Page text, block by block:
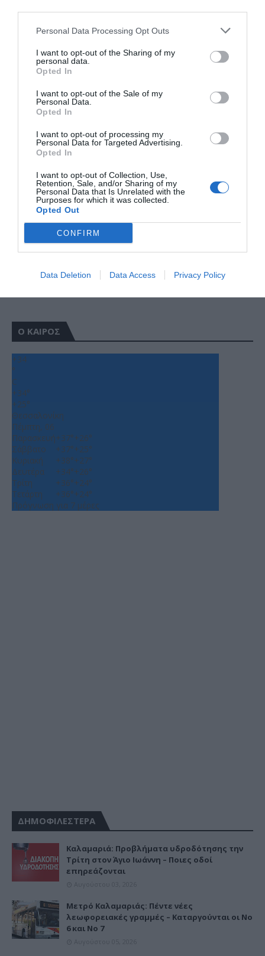
Personal Data Processing Opt Outs
I want to opt-out of the Sharing of my
personal data.
Opted In
I want to opt-out of the Sale of my
Personal Data.
Opted In
I want to opt-out of processing my
Personal Data for Targeted Advertising.
Opted In
I want to opt-out of Collection, Use,
Retention, Sale, and/or Sharing of my
Personal Data that Is Unrelated with the
Purposes for which it was collected.
Opted Out
CONFIRM
Data Deletion Data Access Privacy Policy
Ο ΚΑΙΡΟΣ
+34
°
C
+34°
+25°
Θεσσαλονίκη
Πέμπτη, 06
Παρασκευή+37°+26°
Σάββατο
+37°+25°
Κυριακή
+38°+27°
Δευτέρα
+34°+26°
Τρίτη
+36°+24°
Τετάρτη
+36°+24°
Πρόγνωση για 7 μέρες
ΔΗΜΟΦΙΛΕΣΤΕΡΑ
Καλαμαριά: Προβλήματα υδροδότησης την
Τρίτη στον Άγιο Ιωάννη – Ποιες οδοί
επηρεάζονται
Μετρό Καλαμαριάς: Πέντε νέες
λεωφορειακές γραμμές – Καταργούνται οι Νο
6 και Νο 7